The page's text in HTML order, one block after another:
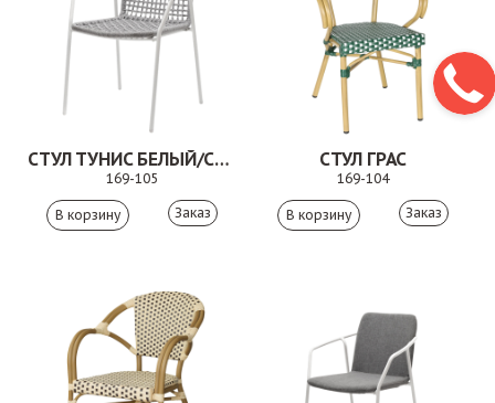
СТУЛ ТУНИС БЕЛЫЙ/СВЕТЛО-СЕРЫЙ
169-105
Заказ
СТУЛ ГРАС
169-104
Заказ